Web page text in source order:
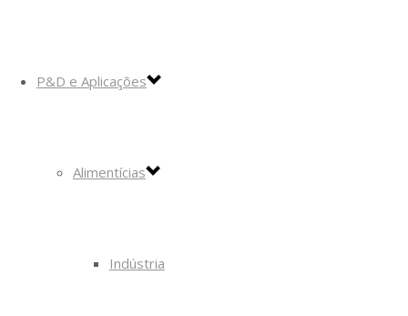
P&D e Aplicações
Alimentícias
Indústria